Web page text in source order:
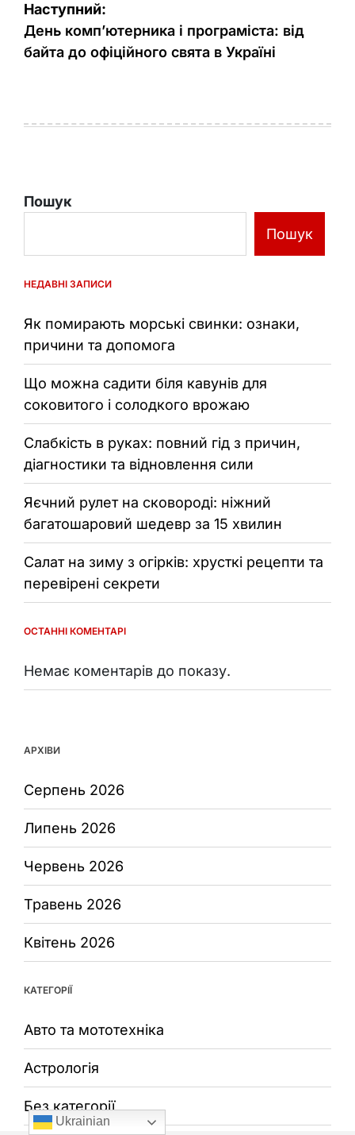
Наступний:
День комп’ютерника і програміста: від
байта до офіційного свята в Україні
Пошук
Пошук
НЕДАВНІ ЗАПИСИ
Як помирають морські свинки: ознаки,
причини та допомога
Що можна садити біля кавунів для
соковитого і солодкого врожаю
Слабкість в руках: повний гід з причин,
діагностики та відновлення сили
Яєчний рулет на сковороді: ніжний
багатошаровий шедевр за 15 хвилин
Салат на зиму з огірків: хрусткі рецепти та
перевірені секрети
ОСТАННІ КОМЕНТАРІ
Немає коментарів до показу.
АРХІВИ
Серпень 2026
Липень 2026
Червень 2026
Травень 2026
Квітень 2026
КАТЕГОРІЇ
Авто та мототехніка
Астрологія
Без категорії
Ukrainian